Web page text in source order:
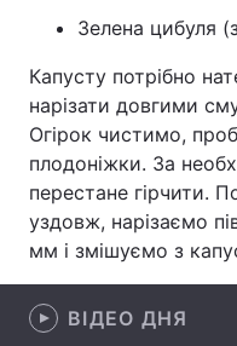
Тема оформлення
Зелена цибуля
Капусту потрібно
нарізати довгими
Огірок чистимо,
плодоніжки. За
перестане гірчити.
уздовж, нарізаємо
мм і змішуємо з
ВІДЕО ДНЯ